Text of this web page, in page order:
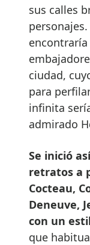
sus calles
ciudad,
para
infinita
admirado
Se inició
retratos a
Cocteau,
Deneuve,
con un
que